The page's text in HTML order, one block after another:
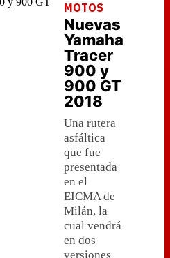
MOTOS
Nuevas
Yamaha
Tracer
900 y
900 GT
2018
Una rutera
asfáltica
que fue
presentada
en el
EICMA de
Milán, la
cual vendrá
en dos
versiones